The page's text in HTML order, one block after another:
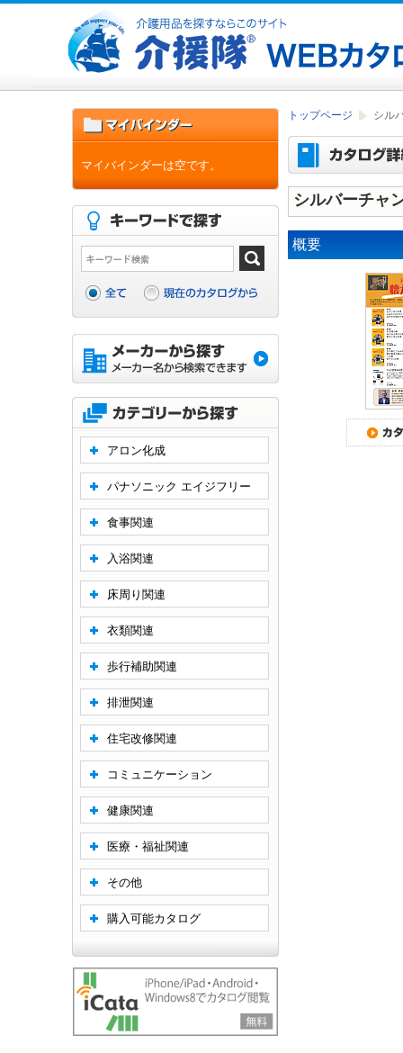
トップページ シル
シルバーチャ
概要
マイバインダーは空です。
アロン化成
パナソニック エイジフリー
食事関連
入浴関連
床周り関連
衣類関連
歩行補助関連
排泄関連
住宅改修関連
コミュニケーション
健康関連
医療・福祉関連
その他
購入可能カタログ